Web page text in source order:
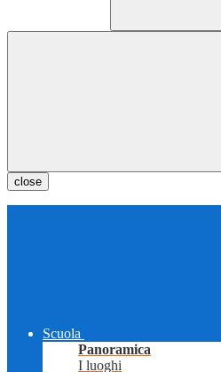
close
Scuola
Panoramica
I luoghi